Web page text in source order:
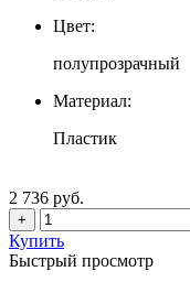
Цвет:
полупрозрачный
Материал:
Пластик
2 736 руб.
+
Купить
Быстрый просмотр